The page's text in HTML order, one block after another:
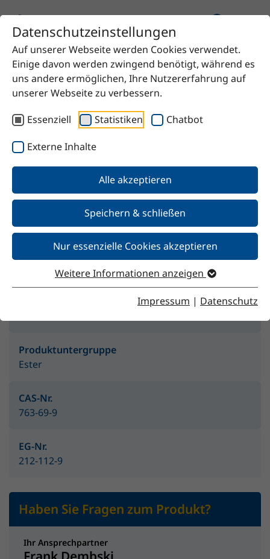
Datenschutzeinstellungen
Auf unserer Webseite werden Cookies verwendet.
Einige davon werden zwingend benötigt, während es
uns andere ermöglichen, Ihre Nutzererfahrung auf
unserer Webseite zu verbessern.
Essenziell
Statistiken Chatbot
Externe Inhalte
Alle akzeptieren
Speichern & schließen
Nur essenzielle Cookies akzeptieren
Weitere Informationen anzeigen
Impressum | Datenschutz
Startseite Produkt Ethylethoxypropionat
Ethylethoxypropionat
Merkmale
Produktuntergruppe
Ester
CAS-Nr.
763-69-9
EG-Nr.
212-112-9
Haben Sie Fragen zum Produkt?
Ihr Ansprechpartner